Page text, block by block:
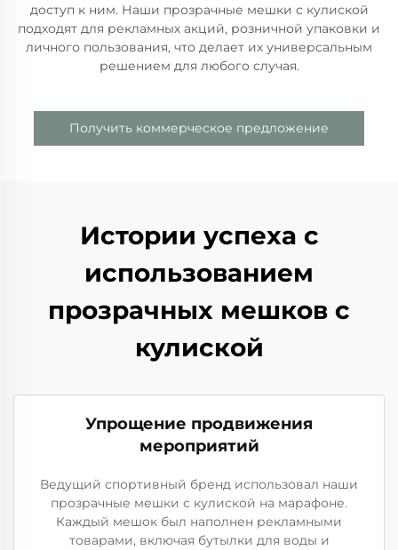
доступ к ним. Наши прозрачные мешки с кулиской
подходят для рекламных акций, розничной упаковки и
личного пользования, что делает их универсальным
решением для любого случая.
Получить коммерческое предложение
Истории успеха с
использованием
прозрачных мешков с
кулиской
Упрощение продвижения
мероприятий
Ведущий спортивный бренд использовал наши
прозрачные мешки с кулиской на марафоне.
Каждый мешок был наполнен рекламными
товарами, включая бутылки для воды и